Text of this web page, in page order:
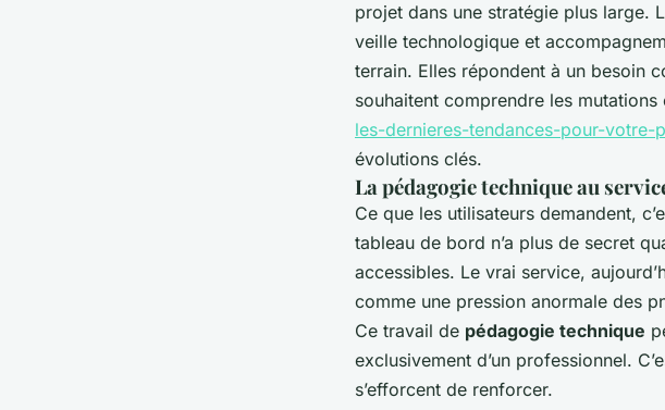
projet dans une stratégie plus large.
veille technologique et
terrain. Elles répondent à un besoin
souhaitent comprendre les mutations
les-dernieres-tendances-pour-votre-
évolutions clés.
La pédagogie technique au
Ce que les utilisateurs demandent,
tableau de bord n’a plus de secret
accessibles. Le vrai service,
comme une pression anormale des
Ce travail de pédagogie technique
exclusivement d’un professionnel.
s’efforcent de renforcer.